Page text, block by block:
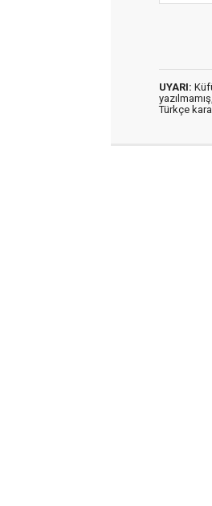
UYARI:
yazılmamış,
Türkçe